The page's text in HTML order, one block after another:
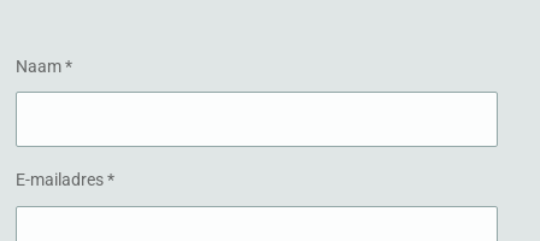
Naam *
E-mailadres *